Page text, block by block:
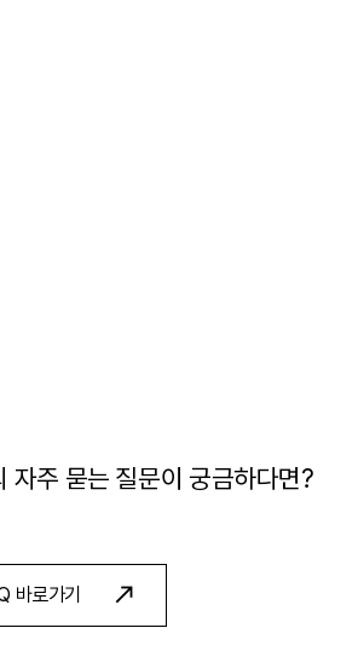
자주 묻는 질문이 궁금하다면?
바로가기 call_made